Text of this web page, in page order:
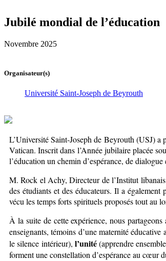
Jubilé mondial de l’éducation
Novembre 2025
Organisateur(s)
Université Saint-Joseph de Beyrouth
L’Université Saint-Joseph de Beyrouth (USJ) a
Vatican. Inscrit dans l’Année jubilaire placée
l’éducation un chemin d’espérance, de dialogue
M. Rock el Achy, Directeur de l’Institut
des étudiants et des éducateurs. Il a également
vécu les temps forts spirituels proposés tout au
À la suite de cette expérience, nous
enseignants, témoins d’une maternité
le silence intérieur), l’unité(apprendre
forment une constellation d’espérance au cœur